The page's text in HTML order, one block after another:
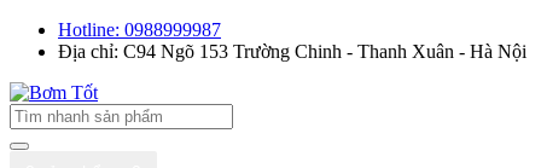
Hotline: 0988999987
Địa chỉ: C94 Ngõ 153 Trường Chinh - Thanh Xuân - Hà Nội